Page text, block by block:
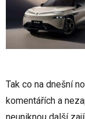
Tak co na dnešní
komentářích a